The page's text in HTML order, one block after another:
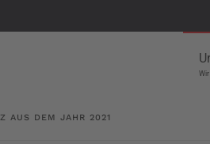
AUS DEM JAHR 2021